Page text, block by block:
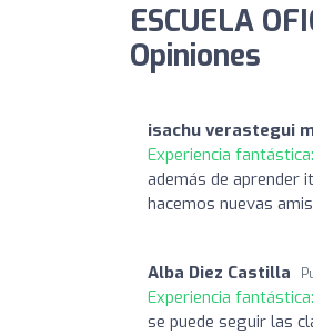
ESCUELA
Opiniones
isachu verastegui
Experiencia fantástica:
además de aprender
hacemos nuevas
Alba Diez Castilla
Experiencia fantástica:
se puede seguir las